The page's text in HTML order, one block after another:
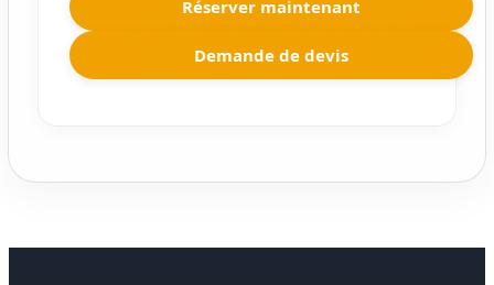
Réserver maintenant
Demande de devis